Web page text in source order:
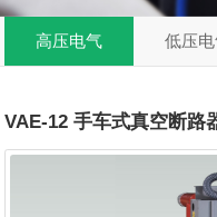
高压电气 低压
VAE-12 手车式真空断路